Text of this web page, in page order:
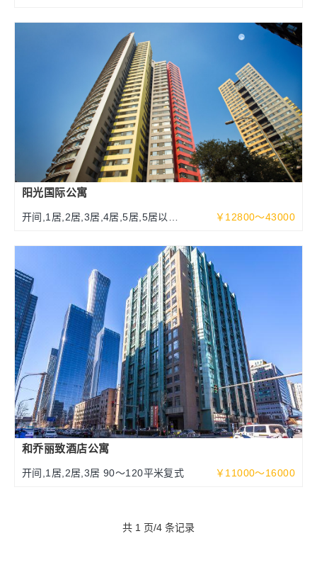
阳光国际公寓
开间,1居,2居,3居,4居,5居,5居以上
￥12800～43000
和乔丽致酒店公寓
开间,1居,2居,3居 90～120平米复式 ￥11000～16000
共 1 页/4 条记录